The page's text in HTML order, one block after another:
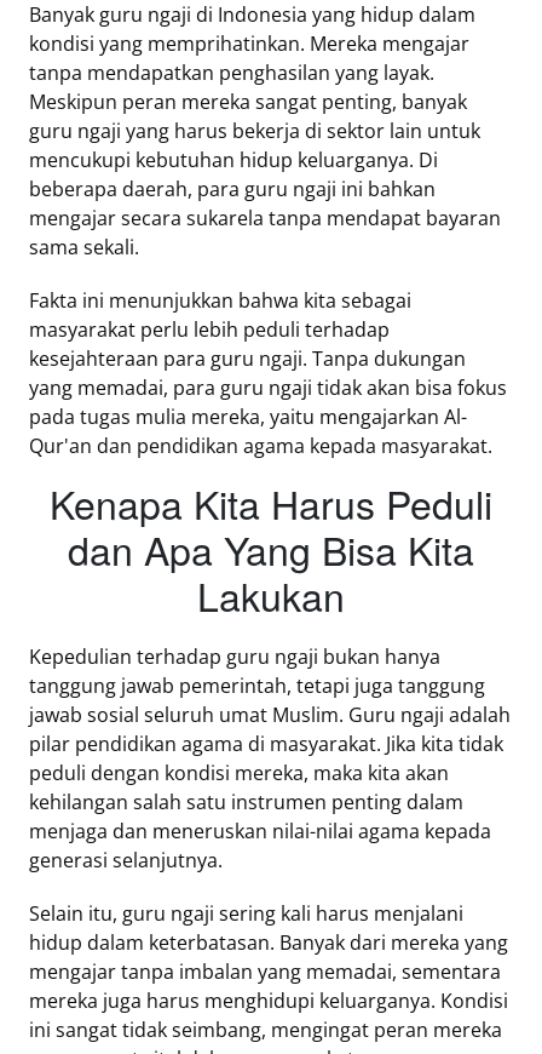
Banyak guru ngaji di Indonesia yang hidup dalam
kondisi yang memprihatinkan. Mereka mengajar
tanpa mendapatkan penghasilan yang layak.
Meskipun peran mereka sangat penting, banyak
guru ngaji yang harus bekerja di sektor lain untuk
mencukupi kebutuhan hidup keluarganya. Di
beberapa daerah, para guru ngaji ini bahkan
mengajar secara sukarela tanpa mendapat bayaran
sama sekali.
Fakta ini menunjukkan bahwa kita sebagai
masyarakat perlu lebih peduli terhadap
kesejahteraan para guru ngaji. Tanpa dukungan
yang memadai, para guru ngaji tidak akan bisa fokus
pada tugas mulia mereka, yaitu mengajarkan Al-
Qur'an dan pendidikan agama kepada masyarakat.
Kenapa Kita Harus Peduli
dan Apa Yang Bisa Kita
Lakukan
Kepedulian terhadap guru ngaji bukan hanya
tanggung jawab pemerintah, tetapi juga tanggung
jawab sosial seluruh umat Muslim. Guru ngaji adalah
pilar pendidikan agama di masyarakat. Jika kita tidak
peduli dengan kondisi mereka, maka kita akan
kehilangan salah satu instrumen penting dalam
menjaga dan meneruskan nilai-nilai agama kepada
generasi selanjutnya.
Selain itu, guru ngaji sering kali harus menjalani
hidup dalam keterbatasan. Banyak dari mereka yang
mengajar tanpa imbalan yang memadai, sementara
mereka juga harus menghidupi keluarganya. Kondisi
ini sangat tidak seimbang, mengingat peran mereka